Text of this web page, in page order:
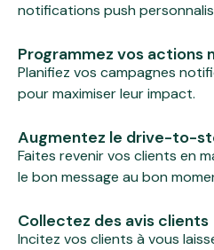
notifications push
Programmez vos actions
Planifiez vos campagnes
pour maximiser leur impact.
Augmentez le drive-to-
Faites revenir vos clients en
le bon message au bon
Collectez des avis clients
Incitez vos clients à vous